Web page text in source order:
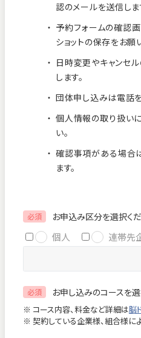
お知らせ
フロアマップ
お
認のメールを送信しま
予約フォームの確認
ショットの保存をお願
日時変更やキャンセ
します。
団体申し込みは電話
個人情報の取り扱い
い。
確認事項がある場合
ます。
必須 お申込み区分を選択くだ
個人 連帯先
必須 お申し込みのコースを選
※ コース内容、料金など詳細は脳
※ 契約している企業様、組合様に